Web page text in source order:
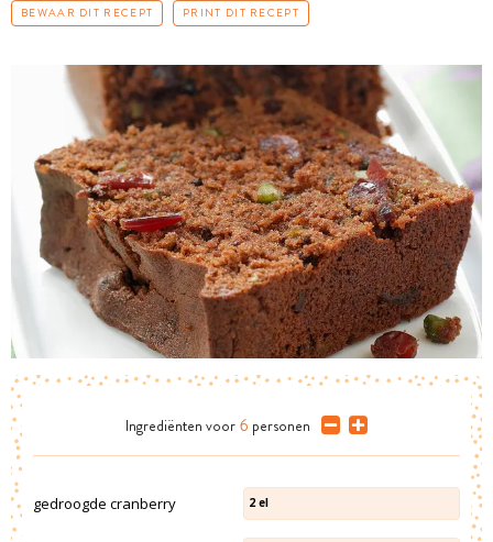
BEWAAR DIT RECEPT PRINT DIT RECEPT
Ingrediënten voor 6 personen
gedroogde cranberry 2 el